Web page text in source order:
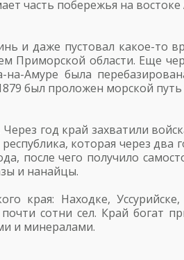
часть побережья на востоке
и даже пустовал какое-то
Приморской области. Еще
Амуре была
был проложен морской путь
год край захватили
которая через два
после чего получило
и нанайцы.
края: Находке,
сотни сел. Край богат
и минералами.